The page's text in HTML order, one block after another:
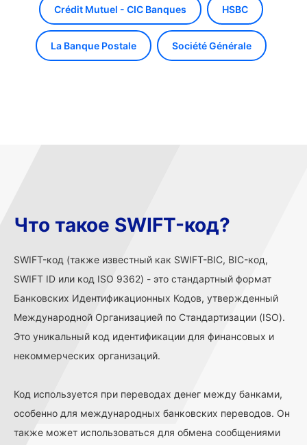
Crédit Mutuel - CIC Banques HSBC
La Banque Postale Société Générale
Что такое SWIFT-код?
SWIFT-код (также известный как SWIFT-BIC, BIC-код,
SWIFT ID или код ISO 9362) - это стандартный формат
Банковских Идентификационных Кодов, утвержденный
Международной Организацией по Стандартизации (ISO).
Это уникальный код идентификации для финансовых и
некоммерческих организаций.
Код используется при переводах денег между банками,
особенно для международных банковских переводов. Он
также может использоваться для обмена сообщениями